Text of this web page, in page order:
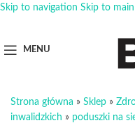
Skip to navigation Skip to
MENU
Strona główna » Sklep »
inwalidzkich » poduszki na